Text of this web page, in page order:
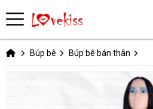
Búp bê Búp bê bán thân